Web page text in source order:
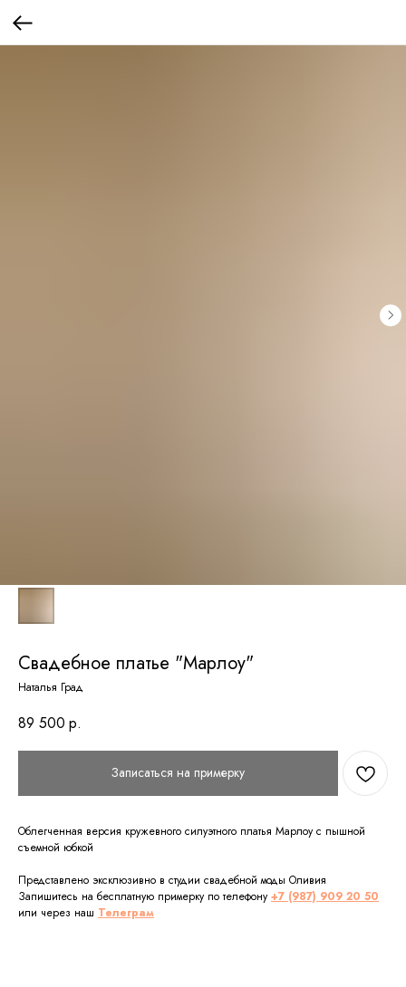
Свадебное платье "Марлоу"
Наталья Град
89 500 р.
Записаться на примерку
Облегченная версия кружевного силуэтного платья Марлоу с пышной
съемной юбкой
Представлено эксклюзивно в студии свадебной моды Оливия
Запишитесь на бесплатную примерку по телефону +7 (987) 909 20 50
или через наш Телеграм